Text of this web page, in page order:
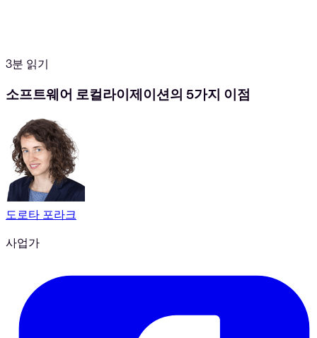
3분 읽기
소프트웨어 로컬라이제이션의 5가지 이점
도로타 포라크
사업가